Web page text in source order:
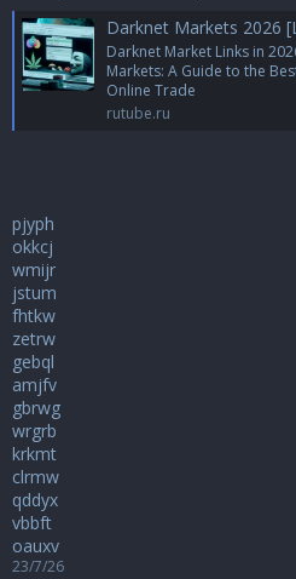
Darknet Markets 2026
Darknet Market Links in
Markets: A Guide to the
Online Trade
rutube.ru
pjyph
okkcj
wmijr
jstum
fhtkw
zetrw
gebql
amjfv
gbrwg
wrgrb
krkmt
clrmw
qddyx
vbbft
oauxv
23/7/26